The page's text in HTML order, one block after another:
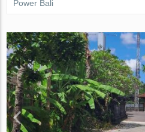
Power Bali